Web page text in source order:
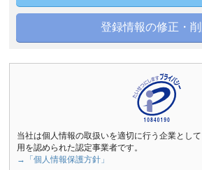
登録情報の修正・
当社は個人情報の取扱いを適切に行う企業とし
用を認められた認定事業者です。
→「個人情報保護方針」